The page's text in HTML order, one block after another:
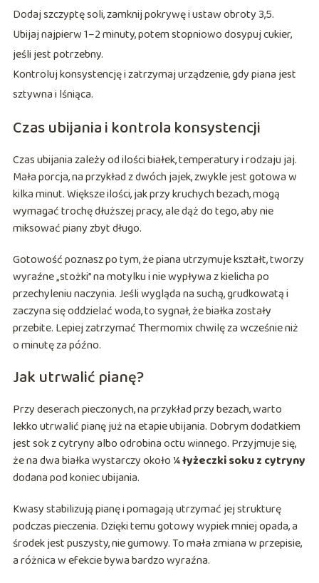
Dodaj szczyptę soli, zamknij pokrywę i ustaw obroty 3,5.
Ubijaj najpierw 1–2 minuty, potem stopniowo dosypuj cukier,
jeśli jest potrzebny.
Kontroluj konsystencję i zatrzymaj urządzenie, gdy piana jest
sztywna i lśniąca.
Czas ubijania i kontrola konsystencji
Czas ubijania zależy od ilości białek, temperatury i rodzaju jaj.
Mała porcja, na przykład z dwóch jajek, zwykle jest gotowa w
kilka minut. Większe ilości, jak przy kruchych bezach, mogą
wymagać trochę dłuższej pracy, ale dąż do tego, aby nie
miksować piany zbyt długo.
Gotowość poznasz po tym, że piana utrzymuje kształt, tworzy
wyraźne „stożki” na motylku i nie wypływa z kielicha po
przechyleniu naczynia. Jeśli wygląda na suchą, grudkowatą i
zaczyna się oddzielać woda, to sygnał, że białka zostały
przebite. Lepiej zatrzymać Thermomix chwilę za wcześnie niż
o minutę za późno.
Jak utrwalić pianę?
Przy deserach pieczonych, na przykład przy bezach, warto
lekko utrwalić pianę już na etapie ubijania. Dobrym dodatkiem
jest sok z cytryny albo odrobina octu winnego. Przyjmuje się,
że na dwa białka wystarczy około¼ łyżeczki soku z cytryny
dodana pod koniec ubijania.
Kwasy stabilizują pianę i pomagają utrzymać jej strukturę
podczas pieczenia. Dzięki temu gotowy wypiek mniej opada, a
środek jest puszysty, nie gumowy. To mała zmiana w przepisie,
a różnica w efekcie bywa bardzo wyraźna.